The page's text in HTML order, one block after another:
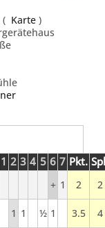
( Karte )
1 2 3 4 5 6 7 Pkt.
+ 1 2
2
1 1 ½ 1 3.5
4